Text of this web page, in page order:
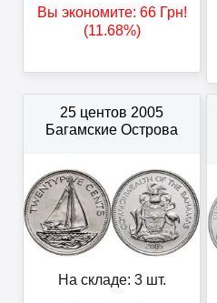
Вы экономите: 66Грн!
(11.68%)
25 центов 2005
Багамские Острова
На складе: 3 шт.